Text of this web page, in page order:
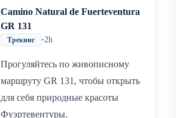
Camino Natural de Fuerteventura
GR 131
Трекинг •2h
Прогуляйтесь по живописному
маршруту GR 131, чтобы открыть
для себя природные красоты
Фуэртевентуры.